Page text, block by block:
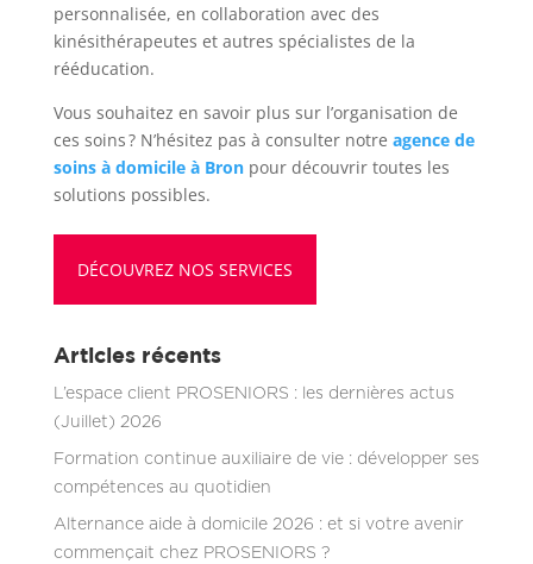
personnalisée, en collaboration avec des
kinésithérapeutes et autres spécialistes de la
rééducation.
Vous souhaitez en savoir plus sur l’organisation de
ces soins ? N’hésitez pas à consulter notre agence de
soins à domicile à Bronpour découvrir toutes les
solutions possibles.
DÉCOUVREZ NOS SERVICES
Articles récents
L’espace client PROSENIORS : les dernières actus
(Juillet) 2026
Formation continue auxiliaire de vie : développer ses
compétences au quotidien
Alternance aide à domicile 2026 : et si votre avenir
commençait chez PROSENIORS ?